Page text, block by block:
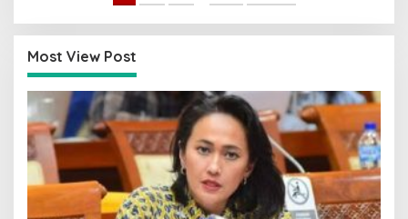
Most View Post